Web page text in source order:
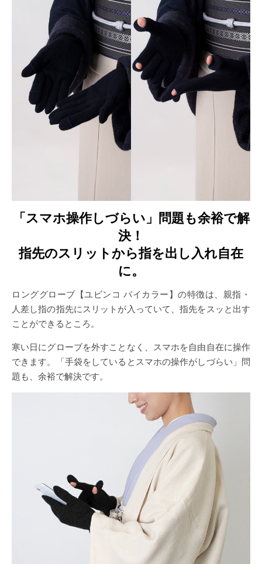
「スマホ操作しづらい」問題も余裕で解
決！
指先のスリットから指を出し入れ自在
に。
ロンググローブ【ユビンコ バイカラー】の特徴は、親指・
人差し指の指先にスリットが入っていて、指先をスッと出す
ことができるところ。
寒い日にグローブを外すことなく、スマホを自由自在に操作
できます。「手袋をしているとスマホの操作がしづらい」問
題も、余裕で解決です。